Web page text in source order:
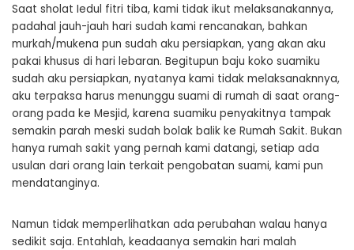
Saat sholat Iedul fitri tiba, kami tidak ikut melaksanakannya,
padahal jauh-jauh hari sudah kami rencanakan, bahkan
murkah/mukena pun sudah aku persiapkan, yang akan aku
pakai khusus di hari lebaran. Begitupun baju koko suamiku
sudah aku persiapkan, nyatanya kami tidak melaksanaknnya,
aku terpaksa harus menunggu suami di rumah di saat orang-
orang pada ke Mesjid, karena suamiku penyakitnya tampak
semakin parah meski sudah bolak balik ke Rumah Sakit. Bukan
hanya rumah sakit yang pernah kami datangi, setiap ada
usulan dari orang lain terkait pengobatan suami, kami pun
mendatanginya.
Namun tidak memperlihatkan ada perubahan walau hanya
sedikit saja. Entahlah, keadaanya semakin hari malah